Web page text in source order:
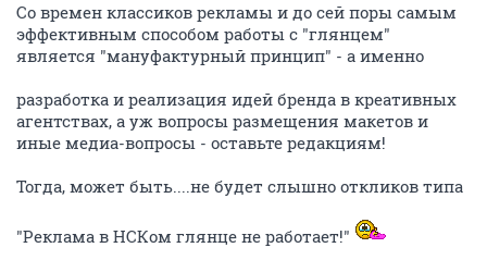
Со времен классиков рекламы и до сей поры самым
эффективным способом работы с "глянцем"
является "мануфактурный принцип" - а именно
разработка и реализация идей бренда в креативных
агентствах, а уж вопросы размещения макетов и
иные медиа-вопросы - оставьте редакциям!
Тогда, может быть....не будет слышно откликов типа
"Реклама в НСКом глянце не работает!"